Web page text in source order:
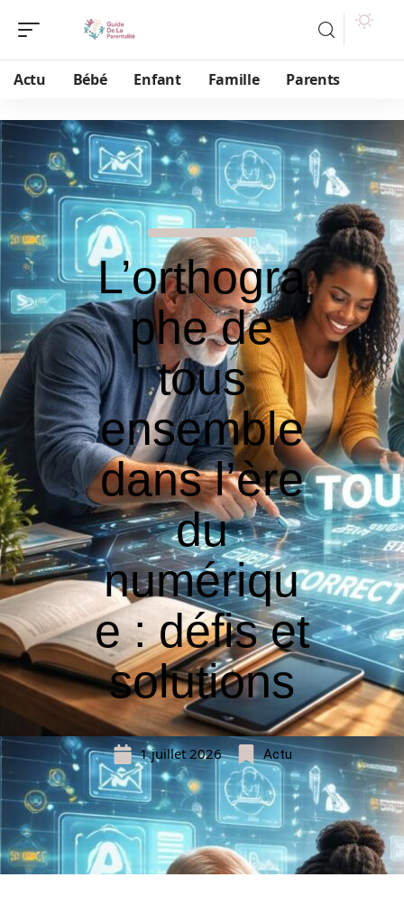
Actu Bébé Enfant Famille Parents
L’orthogra
phe de
tous
ensemble
dans l’ère
du
numériqu
e : défis et
solutions
1 juillet 2026 Actu